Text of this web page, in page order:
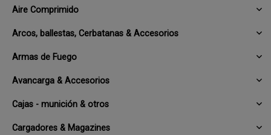
Aire Comprimido
Arcos, ballestas, Cerbatanas & Accesorios
Armas de Fuego
Avancarga & Accesorios
Cajas - munición & otros
Cargadores & Magazines